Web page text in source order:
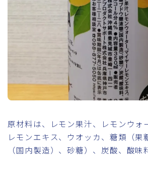
原材料は、レモン果汁、レモンウォ
レモンエキス、ウオッカ、糖類（果
（国内製造）、砂糖）、炭酸、酸味